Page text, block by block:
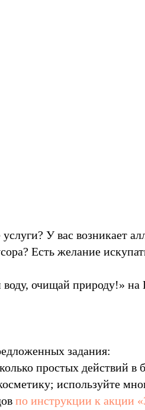
У вас возникает
Есть желание
очищай природу!»
задания:
простых действий в
используйте
по инструкции к акции